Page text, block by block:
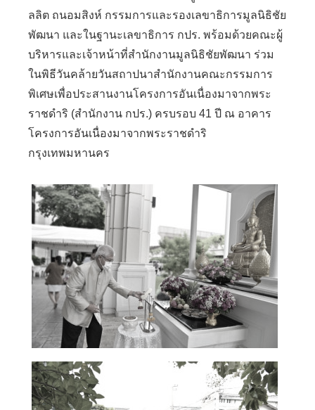
ลลิต ถนอมสิงห์ กรรมการและรองเลขาธิการมูลนิธิชัย
พัฒนา และในฐานะเลขาธิการ กปร. พร้อมด้วยคณะผู้
บริหารและเจ้าหน้าที่สำนักงานมูลนิธิชัยพัฒนา ร่วม
ในพิธีวันคล้ายวันสถาปนาสำนักงานคณะกรรมการ
พิเศษเพื่อประสานงานโครงการอันเนื่องมาจากพระ
ราชดำริ (สำนักงาน กปร.) ครบรอบ 41 ปี ณ อาคาร
โครงการอันเนื่องมาจากพระราชดำริ
กรุงเทพมหานคร